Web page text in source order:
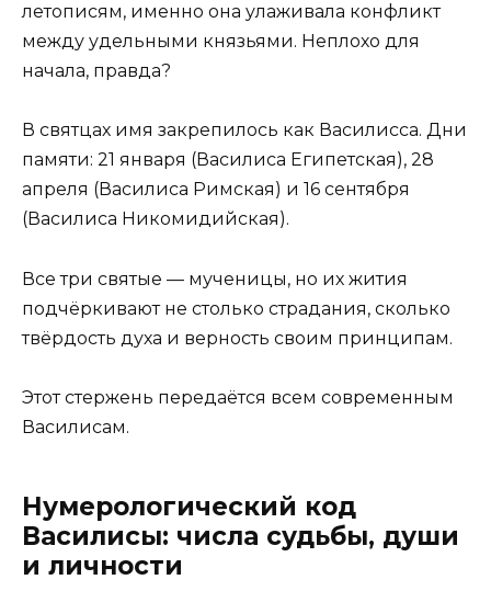
летописям, именно она улаживала конфликт
между удельными князьями. Неплохо для
начала, правда?
В святцах имя закрепилось как Василисса. Дни
памяти: 21 января (Василиса Египетская), 28
апреля (Василиса Римская) и 16 сентября
(Василиса Никомидийская).
Все три святые — мученицы, но их жития
подчёркивают не столько страдания, сколько
твёрдость духа и верность своим принципам.
Этот стержень передаётся всем современным
Василисам.
Нумерологический код
Василисы: числа судьбы, души
и личности